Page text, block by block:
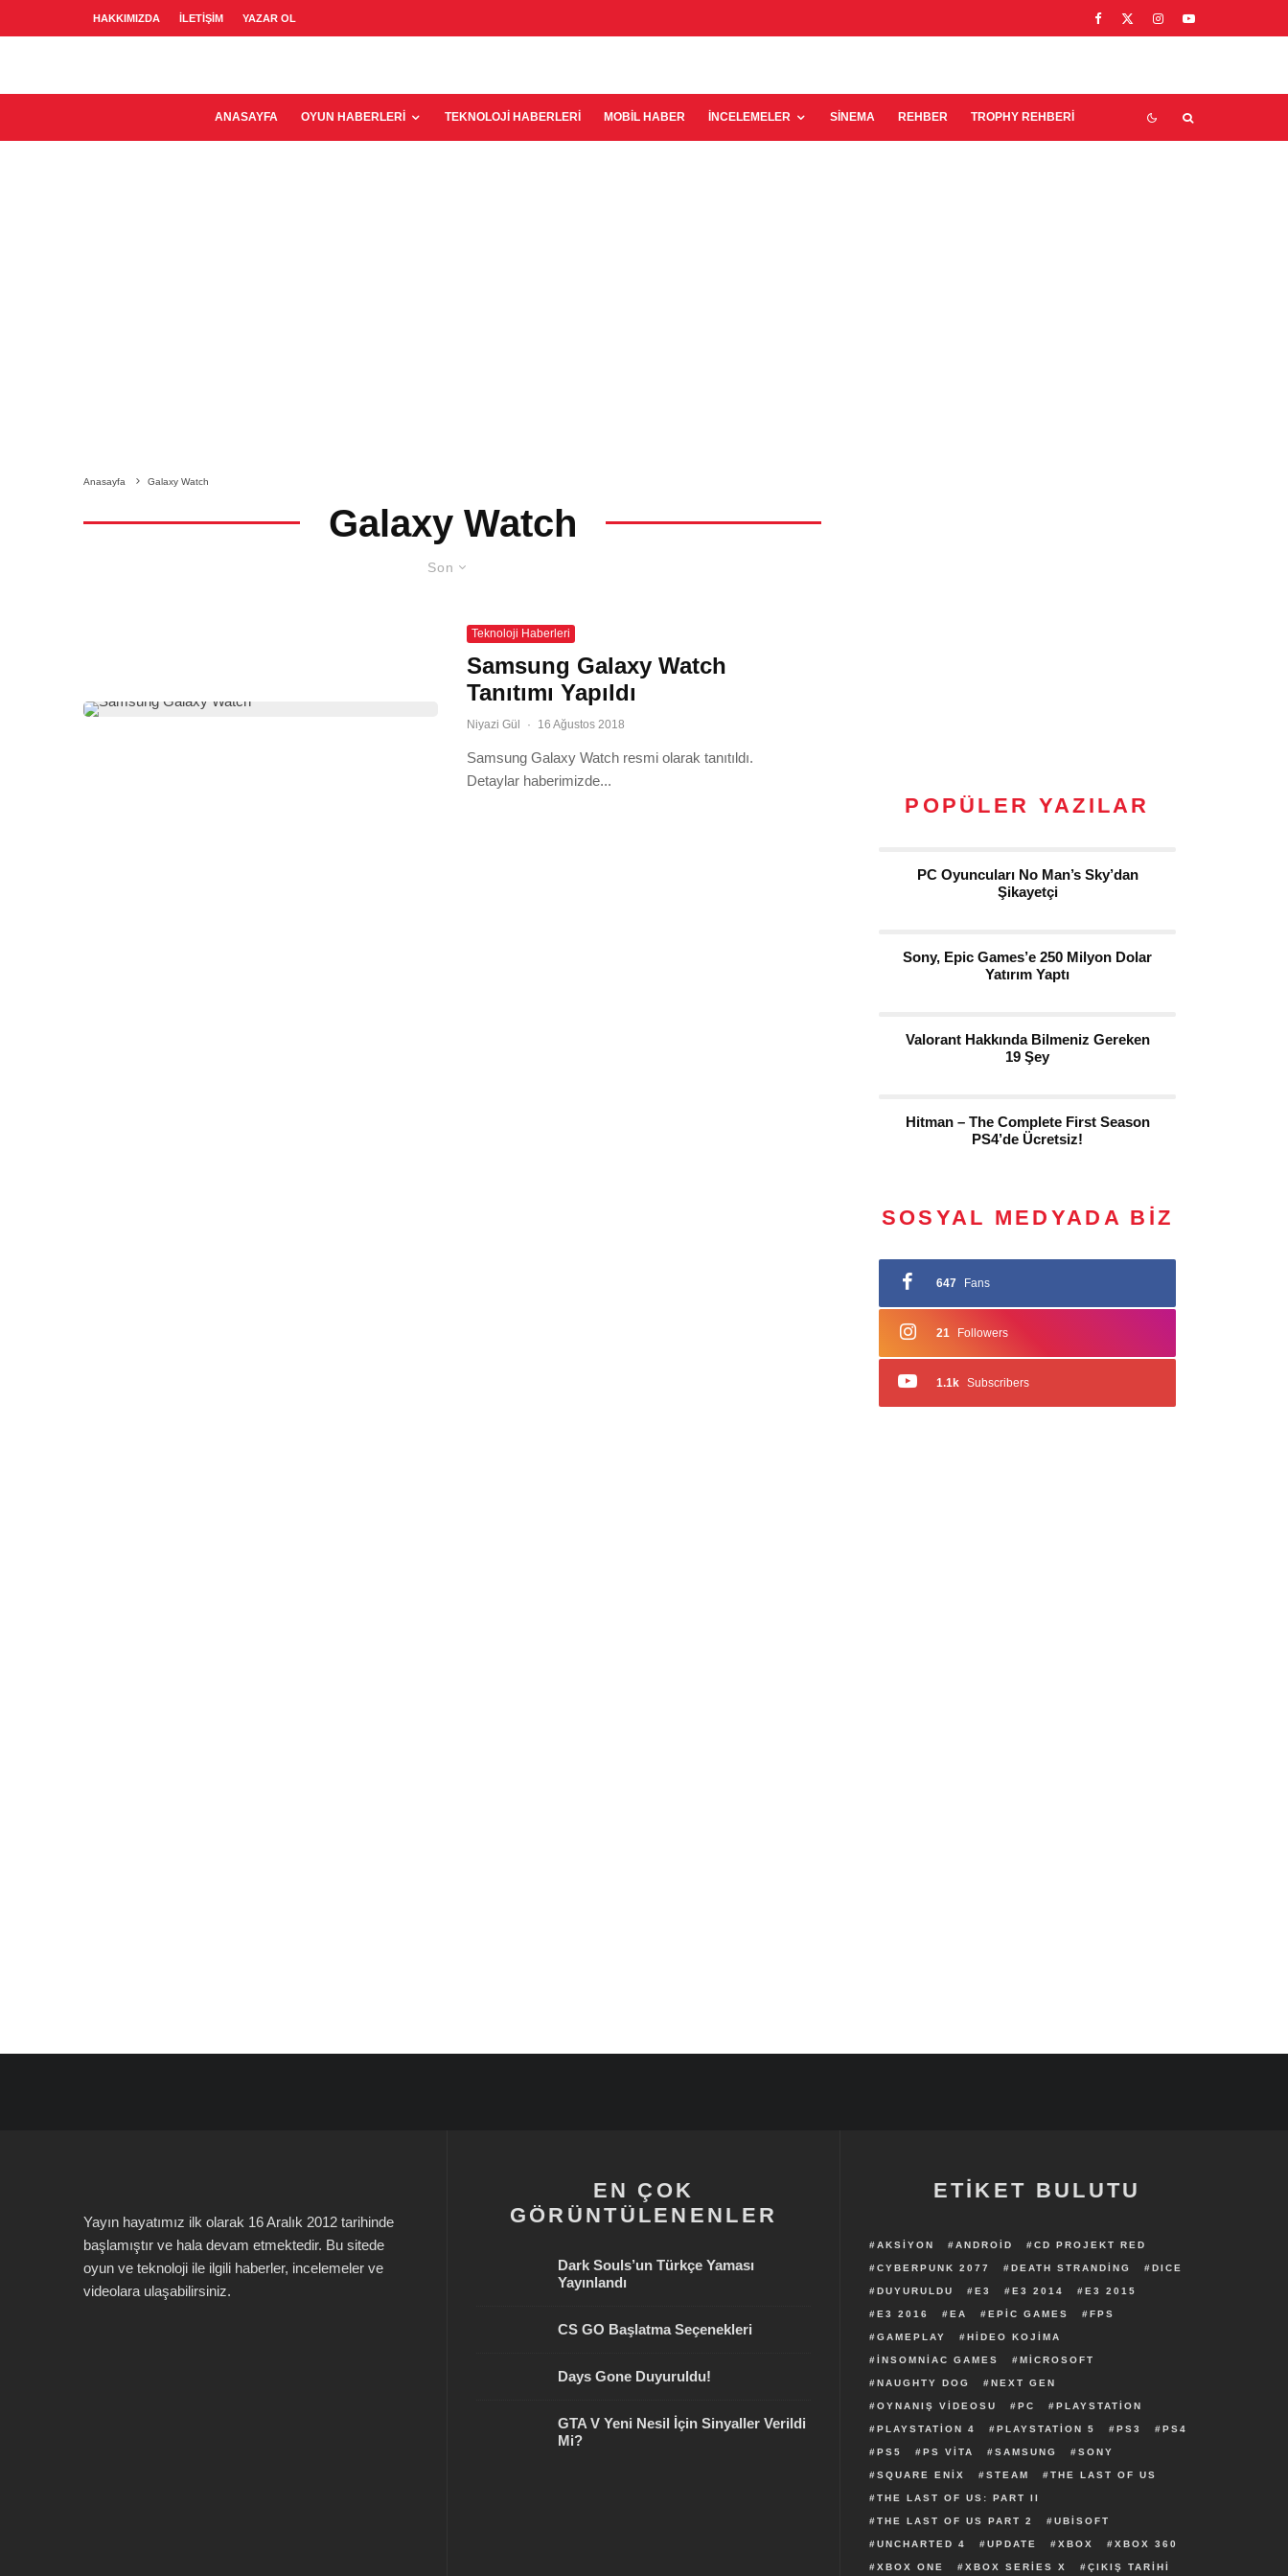
HAKKIMIZDA İLETIŞIM YAZAR OL
ANASAYFA OYUN HABERLERI TEKNOLOJI HABERLERI MOBIL HABER İNCELEMELER SINEMA REHBER TROPHY REHBERI
Anasayfa Galaxy Watch
Galaxy Watch
Son
Teknoloji Haberleri
Samsung Galaxy Watch
Tanıtımı Yapıldı
Niyazi Gül · 16 Ağustos 2018
Samsung Galaxy Watch resmi olarak tanıtıldı.
Detaylar haberimizde...
POPÜLER YAZILAR
PC Oyuncuları No Man’s Sky’dan
Şikayetçi
Sony, Epic Games’e 250 Milyon Dolar
Yatırım Yaptı
Valorant Hakkında Bilmeniz Gereken
19 Şey
Hitman – The Complete First Season
PS4’de Ücretsiz!
SOSYAL MEDYADA BIZ
647 Fans
21 Followers
1.1k Subscribers
Yayın hayatımız ilk olarak 16 Aralık 2012 tarihinde
başlamıştır ve hala devam etmektedir. Bu sitede
oyun ve teknoloji ile ilgili haberler, incelemeler ve
videolara ulaşabilirsiniz.
EN ÇOK
GÖRÜNTÜLENENLER
Dark Souls’un Türkçe Yaması
Yayınlandı
CS GO Başlatma Seçenekleri
Days Gone Duyuruldu!
GTA V Yeni Nesil İçin Sinyaller Verildi
Mi?
ETİKET BULUTU
AKSIYON ANDROID CD PROJEKT RED
CYBERPUNK 2077 DEATH STRANDING DICE
DUYURULDU E3 E3 2014 E3 2015
E3 2016 EA EPIC GAMES FPS
GAMEPLAY HIDEO KOJIMA
INSOMNIAC GAMES MICROSOFT
NAUGHTY DOG NEXT GEN
OYNANIŞ VIDEOSU PC PLAYSTATION
PLAYSTATION 4 PLAYSTATION 5 PS3 PS4
PS5 PS VITA SAMSUNG SONY
SQUARE ENIX STEAM THE LAST OF US
THE LAST OF US: PART II
THE LAST OF US PART 2 UBISOFT
UNCHARTED 4 UPDATE XBOX XBOX 360
XBOX ONE XBOX SERIES X ÇIKIŞ TARIHI